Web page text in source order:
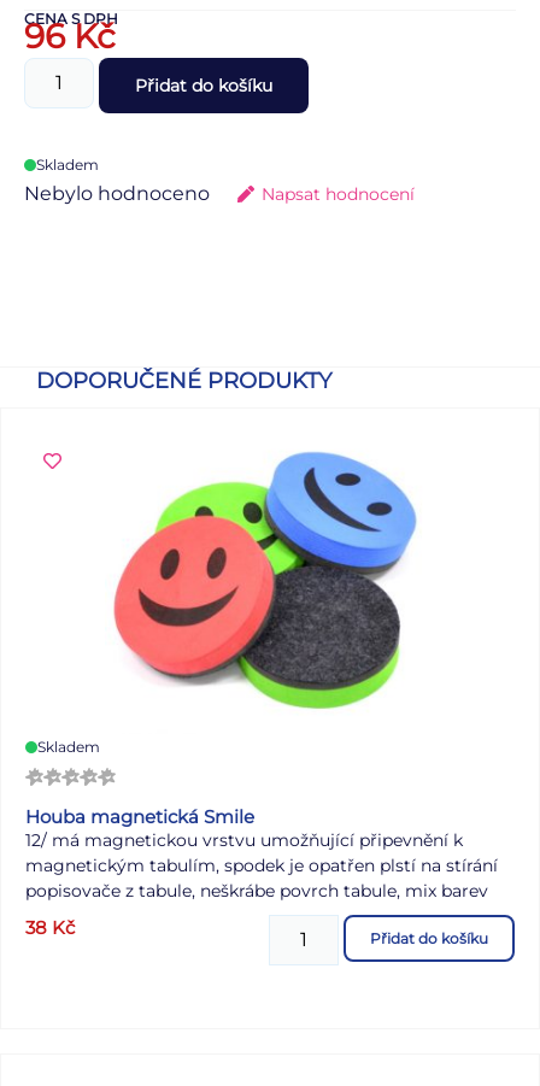
CENA S DPH
96Kč
Přidat do košíku
Skladem
Nebylo hodnoceno Napsat hodnocení
DOPORUČENÉ PRODUKTY
Skladem
Houba magnetická Smile
12/ má magnetickou vrstvu umožňující připevnění k
magnetickým tabulím, spodek je opatřen plstí na stírání
popisovače z tabule, neškrábe povrch tabule, mix barev
Dodáváno v mixu dle aktuální skladové zásoby
38 Kč Přidat do košíku